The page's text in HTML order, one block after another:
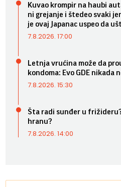
Kuvao krompir na haubi
ni grejanje i štedeo svaki
je ovaj Japanac uspeo da
7.8.2026. 17:00
Letnja vrućina može da
kondoma: Evo GDE nikada
7.8.2026. 15:30
Šta radi sunđer u
hranu?
7.8.2026. 14:00